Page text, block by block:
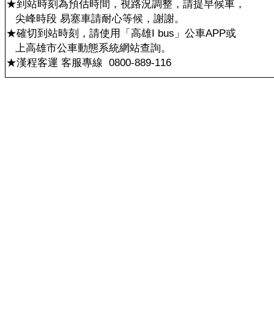
★到站時刻為預估時間，視路況調整，請提早候車，
尖峰時段 易塞車請耐心等候，謝謝。
★確切到站時刻，請使用「高雄I bus」公車APP或
上高雄市公車動態系統網站查詢。
★漢程客運 客服專線 0800-889-116